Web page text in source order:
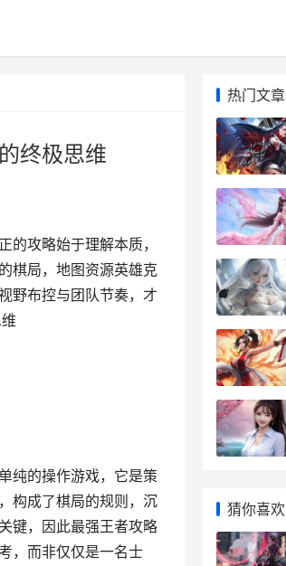
终极思维
攻略始于理解本质，
棋局，地图资源英雄克
野布控与团队节奏，才
纯的操作游戏，它是策
构成了棋局的规则，沉
键，因此最强王者攻略
，而非仅仅是一名士
热门文章
猜你喜欢